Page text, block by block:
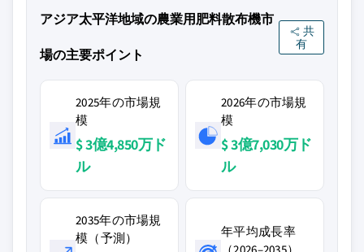
アジア太平洋地域の農業用肥料散布機市
場の主要ポイント
共
有
2025年の市場規
模
$ 3億4,850万ド
ル
2026年の市場規
模
$ 3億7,030万ド
ル
2035年の市場規
模（予測）
年平均成長率
（2026–2035）